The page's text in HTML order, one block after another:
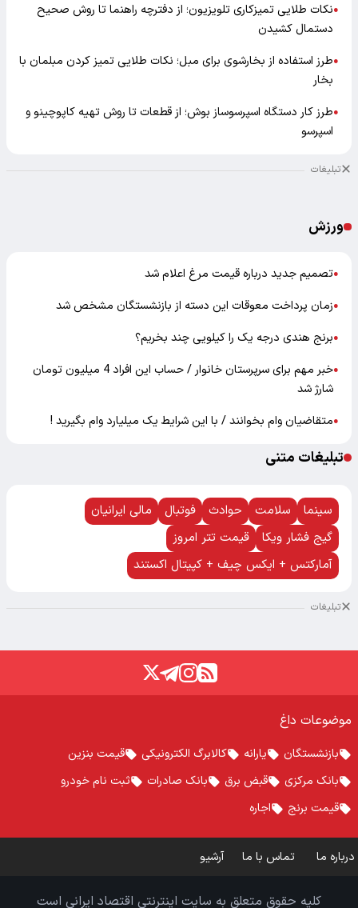
●نکات طلایی تمیزکاری تلویزیون؛ از دفترچه راهنما تا روش صحیح
دستمال کشیدن
●طرز استفاده از بخارشوی برای مبل؛ نکات طلایی تمیز کردن مبلمان با
بخار
●طرز کار دستگاه اسپرسوساز بوش؛ از قطعات تا روش تهیه کاپوچینو و
اسپرسو
تبلیغات
ورزش
●تصمیم جدید درباره قیمت مرغ اعلام شد
●زمان پرداخت معوقات این دسته از بازنشستگان مشخص شد
●برنج هندی درجه یک را کیلویی چند بخریم؟
●
خبر مهم برای سرپرستان خانوار / حساب این افراد 4 میلیون تومان
شارژ شد
●متقاضیان وام بخوانند / با این شرایط یک میلیارد وام بگیرید !
تبلیغات متنی
سینما سلامت حوادث فوتبال
مالی ایرانیان
گیج فشار ویکا
قیمت تتر امروز
آمارکتس + ایکس چیف + کپیتال اکستند
تبلیغات
موضوعات داغ
بازنشستگان یارانه کالابرگ الکترونیکی
قیمت بنزین
بانک مرکزی
قبض برق بانک صادرات
ثبت نام خودرو
قیمت برنج
اجاره
درباره ما تماس با ما آرشیو
کلیه حقوق متعلق به سایت اینترنتی اقتصاد ایرانی است